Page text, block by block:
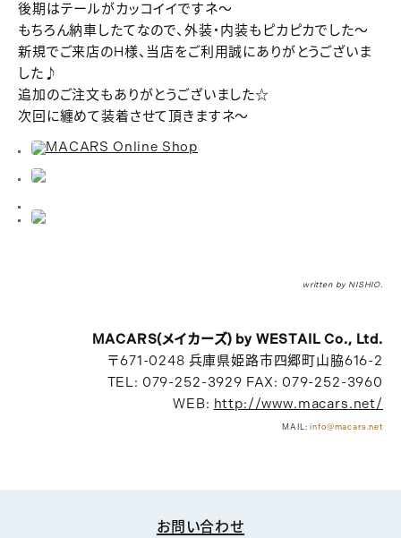
後期はテールがカッコイイですネ～
もちろん納車したてなので、外装・内装もピカピカでした～
新規でご来店のH様、当店をご利用誠にありがとうございま
した♪
追加のご注文もありがとうございました☆
次回に纏めて装着させて頂きますネ～
written by NISHIO.
MACARS(メイカーズ) by WESTAIL Co., Ltd.
〒671-0248 兵庫県姫路市四郷町山脇616-2
TEL: 079-252-3929 FAX: 079-252-3960
WEB: http://www.macars.net/
MAIL:info@macars.net
お問い合わせ